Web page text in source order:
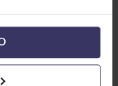
zábavní